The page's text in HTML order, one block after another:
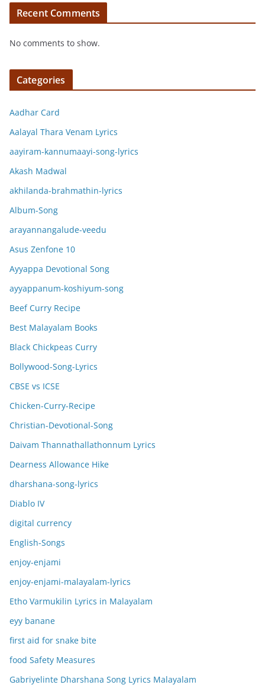
Recent Comments
No comments to show.
Categories
Aadhar Card
Aalayal Thara Venam Lyrics
aayiram-kannumaayi-song-lyrics
Akash Madwal
akhilanda-brahmathin-lyrics
Album-Song
arayannangalude-veedu
Asus Zenfone 10
Ayyappa Devotional Song
ayyappanum-koshiyum-song
Beef Curry Recipe
Best Malayalam Books
Black Chickpeas Curry
Bollywood-Song-Lyrics
CBSE vs ICSE
Chicken-Curry-Recipe
Christian-Devotional-Song
Daivam Thannathallathonnum Lyrics
Dearness Allowance Hike
dharshana-song-lyrics
Diablo IV
digital currency
English-Songs
enjoy-enjami
enjoy-enjami-malayalam-lyrics
Etho Varmukilin Lyrics in Malayalam
eyy banane
first aid for snake bite
food Safety Measures
Gabriyelinte Dharshana Song Lyrics Malayalam